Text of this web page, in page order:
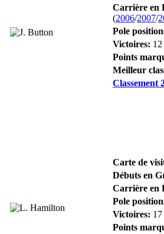
Carrière en
(2006/2007/
Pole
Victoires:
Points
Meilleur
Classement
Carte de
Débuts en
Carrière en
Pole
Victoires:
Points